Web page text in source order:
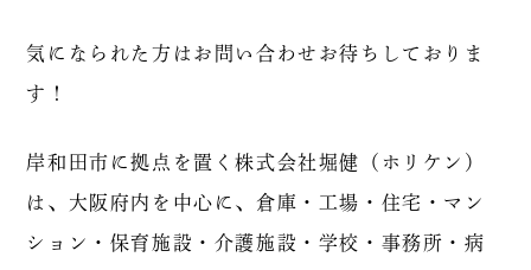
気になられた方はお問い合わせお待ちしておりま
す！
岸和田市に拠点を置く株式会社堀健（ホリケン）
は、大阪府内を中心に、倉庫・工場・住宅・マン
ション・保育施設・介護施設・学校・事務所・病